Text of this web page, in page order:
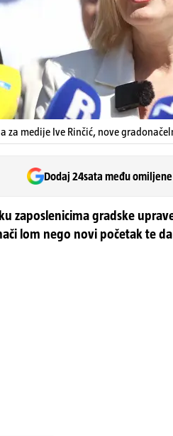
za medije Ive Rinčić, nove
Dodaj 24sata među
zaposlenicima gradske
lom nego novi početak te